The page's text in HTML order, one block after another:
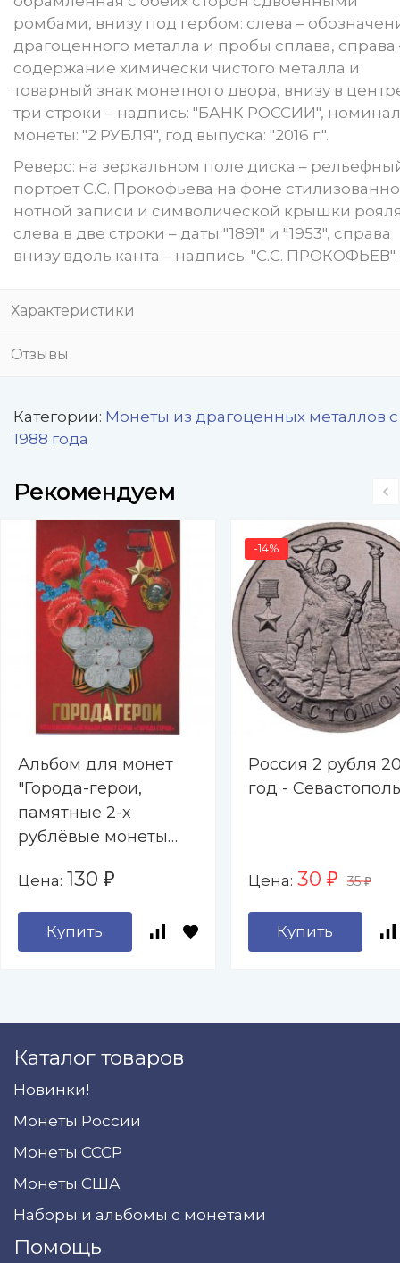
ромбами, внизу под гербом: слева –
драгоценного металла и пробы сплава, справа
содержание химически чистого металла и
товарный знак монетного двора, внизу в
три строки – надпись: "БАНК РОССИИ", номинал
монеты: "2 РУБЛЯ", год выпуска: "2016 г.".
Реверс: на зеркальном поле диска –
портрет С.С. Прокофьева на фоне
нотной записи и символической крышки
слева в две строки – даты "1891" и "1953", справа
внизу вдоль канта – надпись: "С.С. ПРОКОФЬЕВ".
Характеристики
Отзывы
Категории: Монеты из драгоценных металлов с
1988 года
Рекомендуем
Альбом для монет
"Города-герои,
памятные 2-х
рублёвые монеты
капсул (пустой)
Цена: 130 ₽
Купить
-14%
Россия 2 рубля
год - Севастополь
Цена: 30 ₽ 35₽
Купить
Каталог товаров
Новинки!
Монеты России
Монеты СССР
Монеты США
Наборы и альбомы с монетами
Помощь